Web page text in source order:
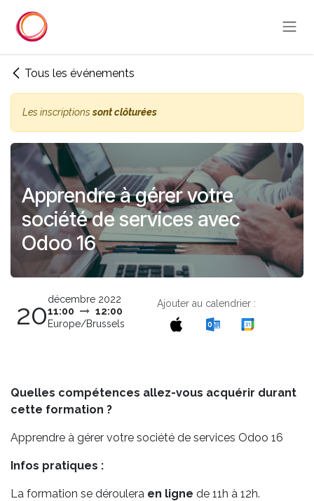
Tous les événements
Les inscriptionssont clôturées
Apprendre à gérer votre
société de services avec
Odoo 16
20décembre 2022
11:00
12:00
Europe/Brussels
Ajouter au calendrier :
Quelles compétences allez-vous acquérir durant
cette formation ?
Apprendre à gérer votre société de services Odoo 16
Infos pratiques :
La formation se déroulera en ligne de 11h à 12h.